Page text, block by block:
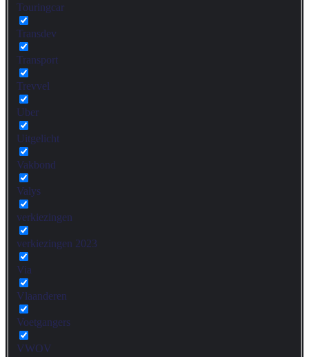
Touringcar
Transdev
Transport
Trevvel
Uber
Uitgelicht
Vakbond
Valys
verkiezingen
verkiezingen 2023
Via
Vlaanderen
Voetgangers
VWOV